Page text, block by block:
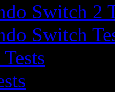
Switch 2
Switch